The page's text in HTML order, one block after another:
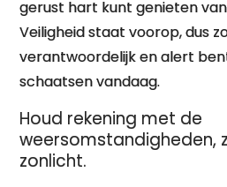
gerust hart kunt genieten
Veiligheid staat voorop, dus
verantwoordelijk en alert
schaatsen vandaag.
Houd rekening met de
weersomstandigheden,
zonlicht.